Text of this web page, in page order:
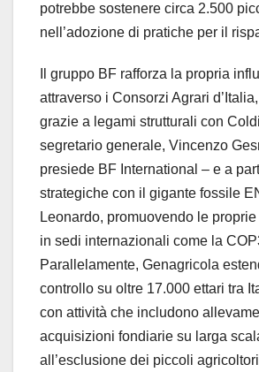
potrebbe sostenere circa 2.500
nell’adozione di pratiche per il
Il gruppo BF rafforza la propria
attraverso i Consorzi Agrari
grazie a legami strutturali con
segretario generale, Vincenzo
presiede BF International – e a
strategiche con il gigante fossile
Leonardo, promuovendo le
in sedi internazionali come la
Parallelamente, Genagricola
controllo su oltre 17.000 ettari tra
con attività che includono
acquisizioni fondiarie su larga
all’esclusione dei piccoli